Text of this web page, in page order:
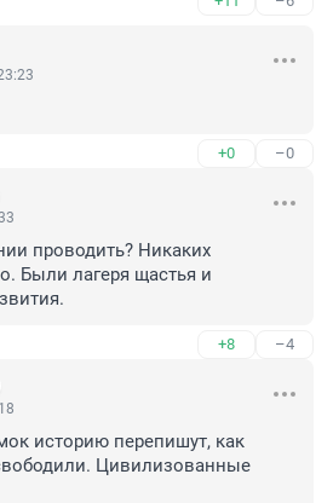
+0 –0
проводить? Никаких
Были лагеря щастья и
+8 –4
историю перепишут, как
Цивилизованные